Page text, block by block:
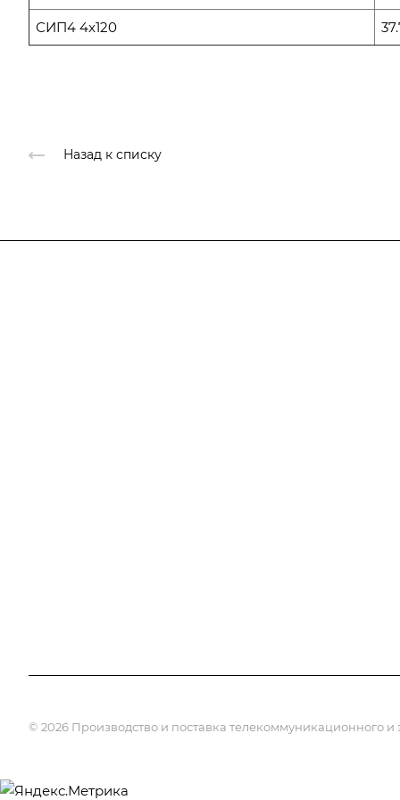
СИП4 4x120
Назад к списку
© 2026 Производство и поставка телекоммуникационного и